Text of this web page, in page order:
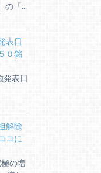
の「...
表日
０銘
表日
解除
コに
の増